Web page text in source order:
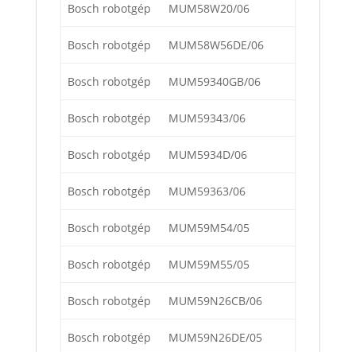
Bosch robotgép MUM58W20/06
Bosch robotgép MUM58W56DE/06
Bosch robotgép MUM59340GB/06
Bosch robotgép MUM59343/06
Bosch robotgép MUM5934D/06
Bosch robotgép MUM59363/06
Bosch robotgép MUM59M54/05
Bosch robotgép MUM59M55/05
Bosch robotgép MUM59N26CB/06
Bosch robotgép MUM59N26DE/05